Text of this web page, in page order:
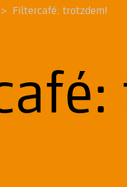
> Filtercafé: trotzdem!